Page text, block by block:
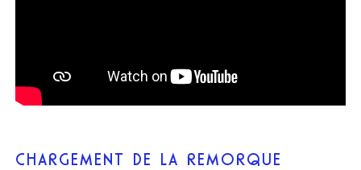
CHARGEMENT DE LA REMORQUE